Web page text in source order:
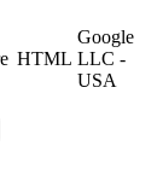
HTML
Google
LLC -
USA